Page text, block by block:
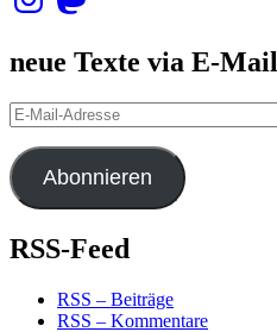
neue Texte via E-Mail
E-
Mail-
Adresse
Abonnieren
RSS-Feed
RSS – Beiträge
RSS – Kommentare